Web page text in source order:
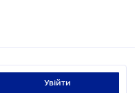
увійти